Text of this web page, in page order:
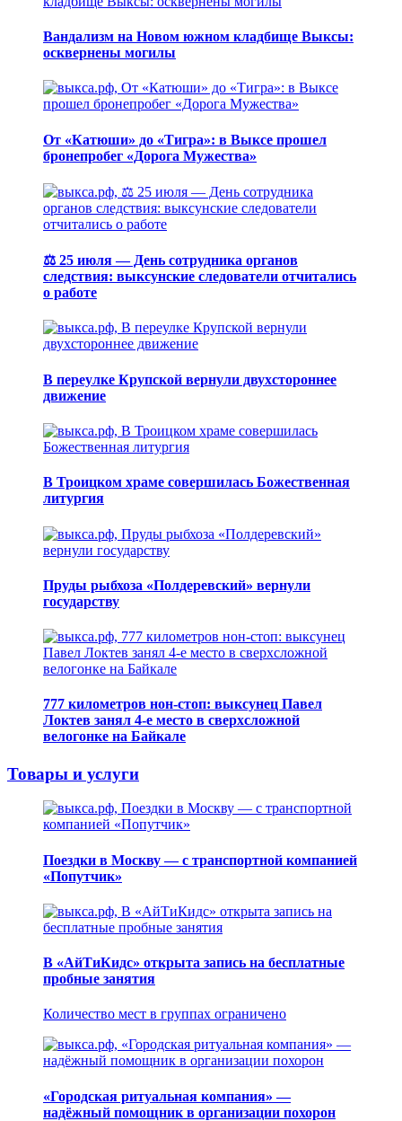
Вандализм на Новом южном кладбище Выксы:
осквернены могилы
От «Катюши» до «Тигра»: в Выксе прошел
бронепробег «Дорога Мужества»
⚖️ 25 июля — День сотрудника органов
следствия: выксунские следователи отчитались
о работе
В переулке Крупской вернули двухстороннее
движение
В Троицком храме совершилась Божественная
литургия
Пруды рыбхоза «Полдеревский» вернули
государству
777 километров нон-стоп: выксунец Павел
Локтев занял 4-е место в сверхсложной
велогонке на Байкале
Товары и услуги
Поездки в Москву — с транспортной компанией
«Попутчик»
В «АйТиКидс» открыта запись на бесплатные
пробные занятия
Количество мест в группах ограничено
«Городская ритуальная компания» —
надёжный помощник в организации похорон